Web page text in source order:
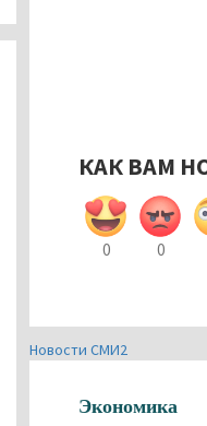
КАК ВАМ
0 0
Новости СМИ2
Экономика